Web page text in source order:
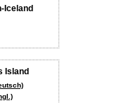
Iceland
Island